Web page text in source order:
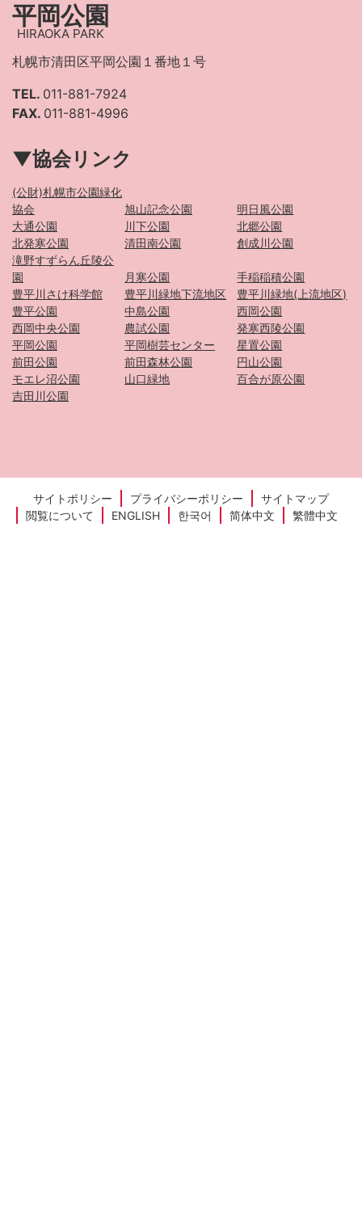
平岡公園
HIRAOKA PARK
札幌市清田区平岡公園１番地１号
TEL. 011-881-7924
FAX. 011-881-4996
▼協会リンク
(公財)札幌市公園緑化
協会
旭山記念公園
明日風公園
大通公園
川下公園
北郷公園
北発寒公園
清田南公園
創成川公園
滝野すずらん丘陵公
園
月寒公園
手稲稲積公園
豊平川さけ科学館
豊平川緑地下流地区
豊平川緑地(上流地区)
豊平公園
中島公園
西岡公園
西岡中央公園
農試公園
発寒西陵公園
平岡公園
平岡樹芸センター
星置公園
前田公園
前田森林公園
円山公園
モエレ沼公園
山口緑地
百合が原公園
吉田川公園
サイトポリシー プライバシーポリシー
サイトマップ
閲覧について
ENGLISH 한국어 简体中文 繁體中文